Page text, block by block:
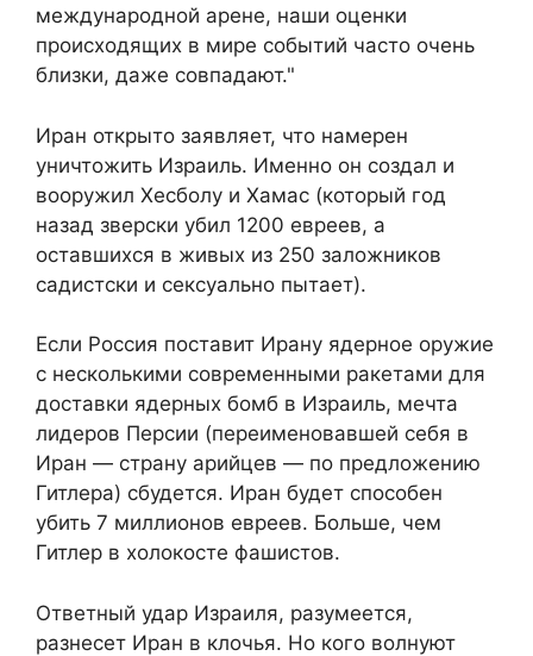
международной арене, наши оценки
происходящих в мире событий часто очень
близки, даже совпадают."
Иран открыто заявляет, что намерен
уничтожить Израиль. Именно он создал и
вооружил Хесболу и Хамас (который год
назад зверски убил 1200 евреев, а
оставшихся в живых из 250 заложников
садистски и сексуально пытает).
Если Россия поставит Ирану ядерное оружие
с несколькими современными ракетами для
доставки ядерных бомб в Израиль, мечта
лидеров Персии (переименовавшей себя в
Иран — страну арийцев — по предложению
Гитлера) сбудется. Иран будет способен
убить 7 миллионов евреев. Больше, чем
Гитлер в холокосте фашистов.
Ответный удар Израиля, разумеется,
разнесет Иран в клочья. Но кого волнуют